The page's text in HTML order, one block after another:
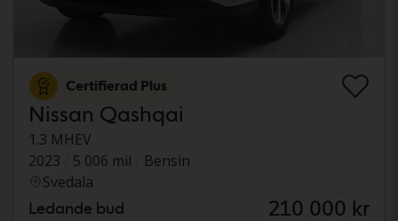
Certifierad Plus
Nissan Qashqai
1.3 MHEV
2023
5 006 mil
Bensin
Svedala
Ledande bud 210 000 kr